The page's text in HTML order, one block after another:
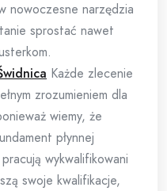
nowoczesne narzędzia
sprostać nawet
Każde zlecenie
zrozumieniem dla
wiemy, że
płynnej
wykwalifikowani
swoje kwalifikacje,